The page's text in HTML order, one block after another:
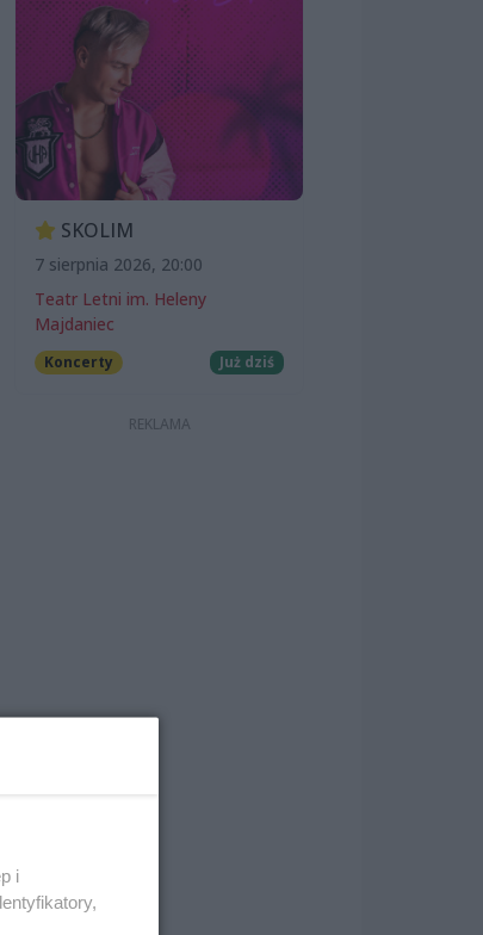
SKOLIM
7 sierpnia 2026, 20:00
Teatr Letni im. Heleny
Majdaniec
Koncerty Już dziś
i